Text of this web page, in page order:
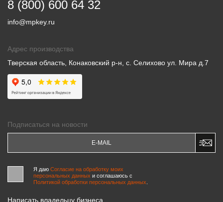
8 (800) 600 64 32
info@mpkey.ru
Адрес производства
Тверская область, Конаковский р-н, с. Селихово ул. Мира д.7
Подписаться на новости
Я даю Согласие на обработку моих
персональных данных и соглашаюсь c
Политикой обработки персональных данных
Написать владельцу бизнеса